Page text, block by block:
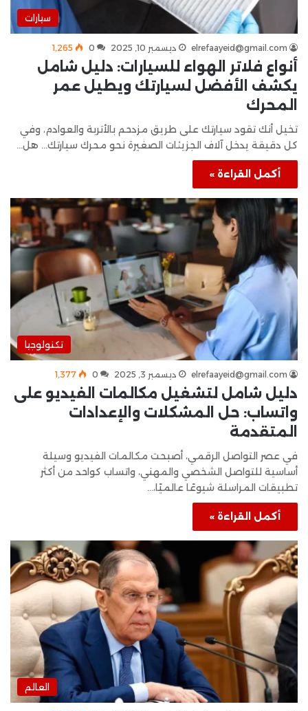
سيارات
elrefaayeid@gmail.com ديسمبر 10, 2025 0 1٬265
أنواع فلاتر الهواء للسيارات: دليل شامل
يكشف الأفضل لسيارتك ويطيل عمر
المحرك
تخيل أنك تقود سيارتك على طريق مزدحم بالأتربة والعوادم، وفي
كل دقيقة يدخل آلاف الجزيئات الصغيرة نحو محرك سيارتك… هل…
أكمل القراءة »
تكنولوجيا
elrefaayeid@gmail.com ديسمبر 3, 2025 0 1٬377
دليل شامل لتشغيل مكالمات الفيديو على
واتساب: حل المشكلات والإعدادات
المتقدمة
في عصر التواصل الرقمي، أصبحت مكالمات الفيديو وسيلة
أساسية للتواصل الشخصي والمهني، واتساب كواحد من أكثر
تطبيقات المراسلة شيوعًا عالميًا،…
أكمل القراءة »
العالم